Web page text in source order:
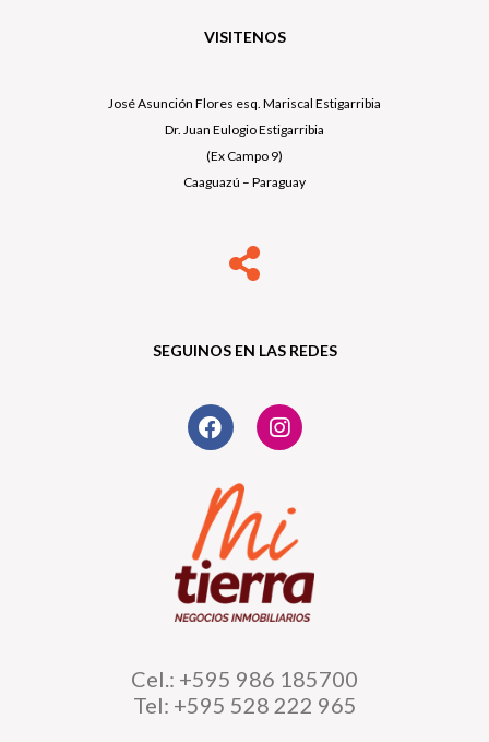
VISITENOS
José Asunción Flores esq. Mariscal Estigarribia
Dr. Juan Eulogio Estigarribia
(Ex Campo 9)
Caaguazú – Paraguay
SEGUINOS EN LAS REDES
Cel.: +595 986 185700
Tel: +595 528 222 965